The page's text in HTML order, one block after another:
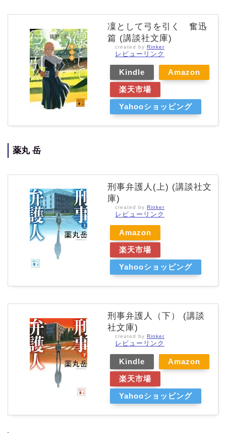
凜として弓を引く 奮迅
篇 (講談社文庫)
created by Rinker
レビューリンク
Kindle
Amazon
楽天市場
Yahooショッピング
薬丸 岳
刑事弁護人(上) (講談社文
庫)
created by Rinker
レビューリンク
Amazon
楽天市場
Yahooショッピング
刑事弁護人（下） (講談
社文庫)
created by Rinker
レビューリンク
Kindle
Amazon
楽天市場
Yahooショッピング